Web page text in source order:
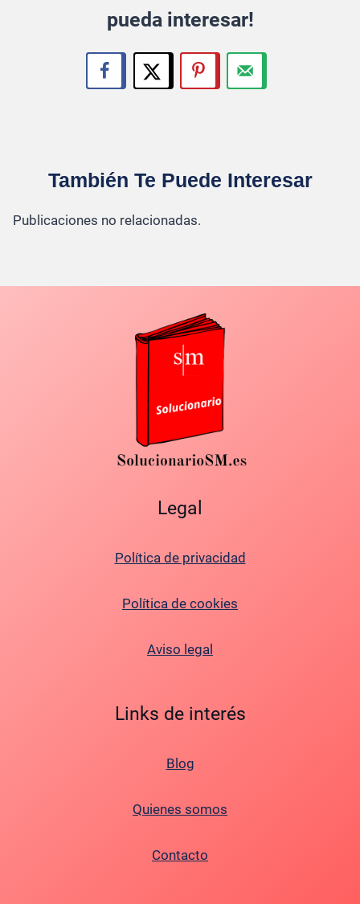
pueda interesar!
También Te Puede Interesar
Publicaciones no relacionadas.
Legal
Política de privacidad
Política de cookies
Aviso legal
Links de interés
Blog
Quienes somos
Contacto